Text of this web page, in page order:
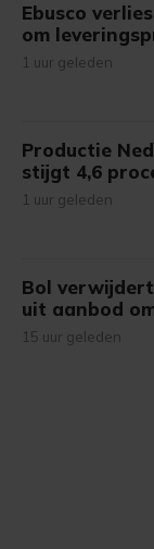
Ebusco
om
1 uur geleden
Productie
stijgt 4,6
1 uur geleden
Bol
uit aanbod
15 uur geleden